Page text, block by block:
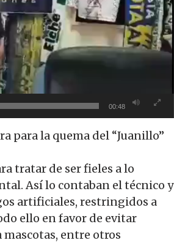
00:48
para la quema del “Juanillo”
tratar de ser fieles a lo
Así lo contaban el técnico y
artificiales, restringidos a
ello en favor de evitar
entre otros